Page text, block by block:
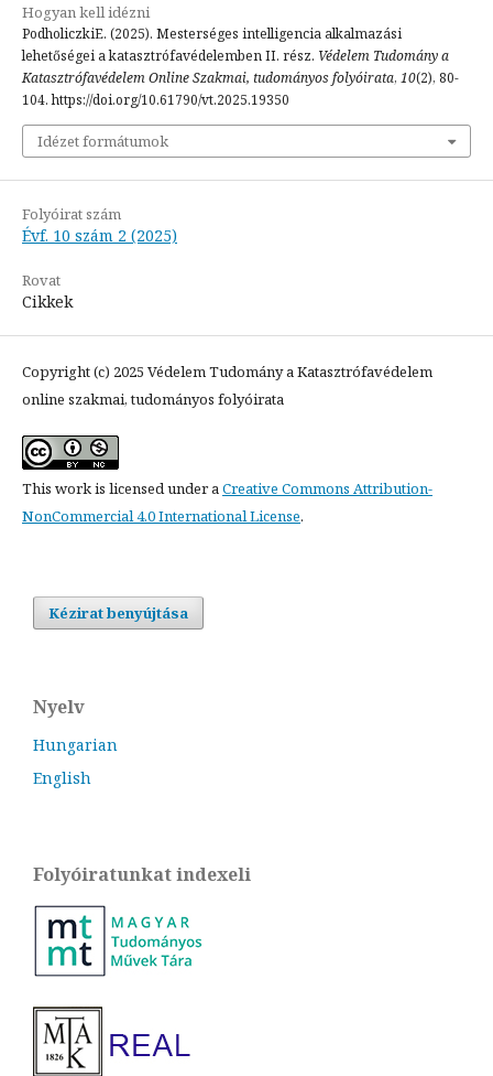
Hogyan kell idézni
PodholiczkiE. (2025). Mesterséges intelligencia alkalmazási
lehetőségei a katasztrófavédelemben II. rész. Védelem Tudomány a
Katasztrófavédelem Online Szakmai, tudományos folyóirata, 10(2), 80-
104. https://doi.org/10.61790/vt.2025.19350
Idézet formátumok
Folyóirat szám
Évf. 10 szám 2 (2025)
Rovat
Cikkek
Copyright (c) 2025 Védelem Tudomány a Katasztrófavédelem
online szakmai, tudományos folyóirata
This work is licensed under aCreative Commons Attribution-
NonCommercial 4.0 International License.
Kézirat benyújtása
Nyelv
Hungarian
English
Folyóiratunkat indexeli